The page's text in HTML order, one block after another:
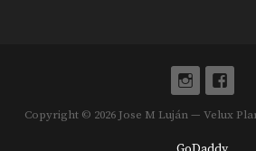
Copyright © 2026 Jose M Luján — Velux